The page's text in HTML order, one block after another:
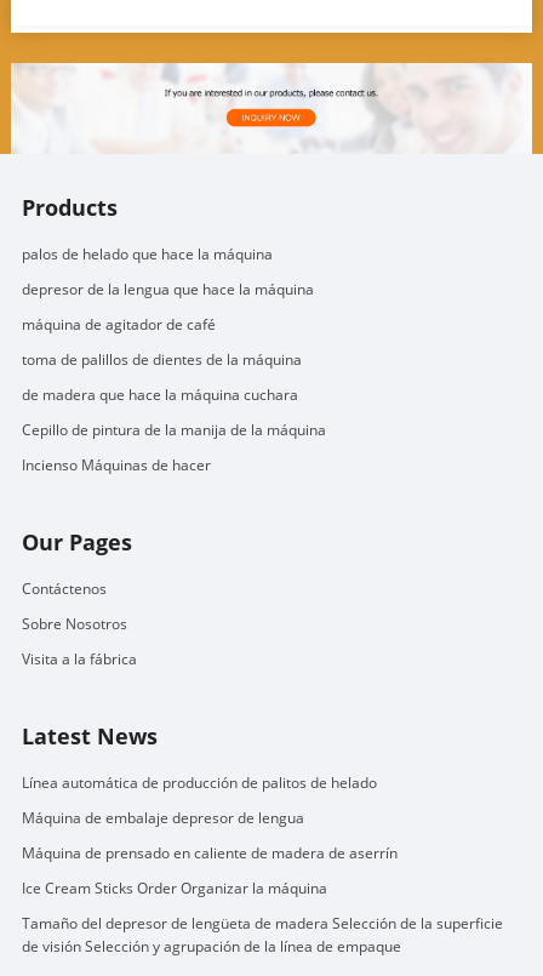
Products
palos de helado que hace la máquina
depresor de la lengua que hace la máquina
máquina de agitador de café
toma de palillos de dientes de la máquina
de madera que hace la máquina cuchara
Cepillo de pintura de la manija de la máquina
Incienso Máquinas de hacer
Our Pages
Contáctenos
Sobre Nosotros
Visita a la fábrica
Latest News
Línea automática de producción de palitos de helado
Máquina de embalaje depresor de lengua
Máquina de prensado en caliente de madera de aserrín
Ice Cream Sticks Order Organizar la máquina
Tamaño del depresor de lengüeta de madera Selección de la superficie
de visión Selección y agrupación de la línea de empaque